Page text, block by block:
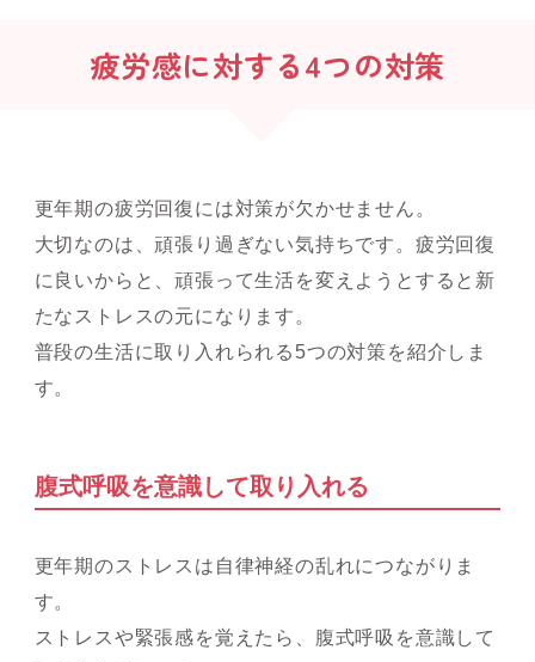
疲労感に対する4つの対策
更年期の疲労回復には対策が欠かせません。
大切なのは、頑張り過ぎない気持ちです。疲労回復
に良いからと、頑張って生活を変えようとすると新
たなストレスの元になります。
普段の生活に取り入れられる5つの対策を紹介しま
す。
腹式呼吸を意識して取り入れる
更年期のストレスは自律神経の乱れにつながりま
す。
ストレスや緊張感を覚えたら、腹式呼吸を意識して